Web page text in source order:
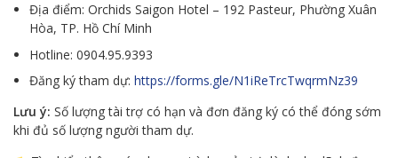
Địa điểm: Orchids Saigon Hotel – 192 Pasteur, Phường Xuân
Hòa, TP. Hồ Chí Minh
Hotline: 0904.95.9393
Đăng ký tham dự:https://forms.gle/N1iReTrcTwqrmNz39
Lưu ý: Số lượng tài trợ có hạn và đơn đăng ký có thể đóng sớm
khi đủ số lượng người tham dự.